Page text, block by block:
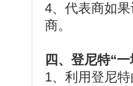
4、代表商如
商。
四、登尼特“
1、利用登尼